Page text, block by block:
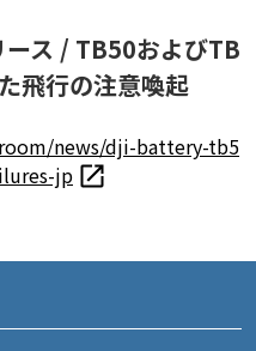
ース / TB50およびTB
飛行の注意喚起
news/dji-battery-tb5
jp